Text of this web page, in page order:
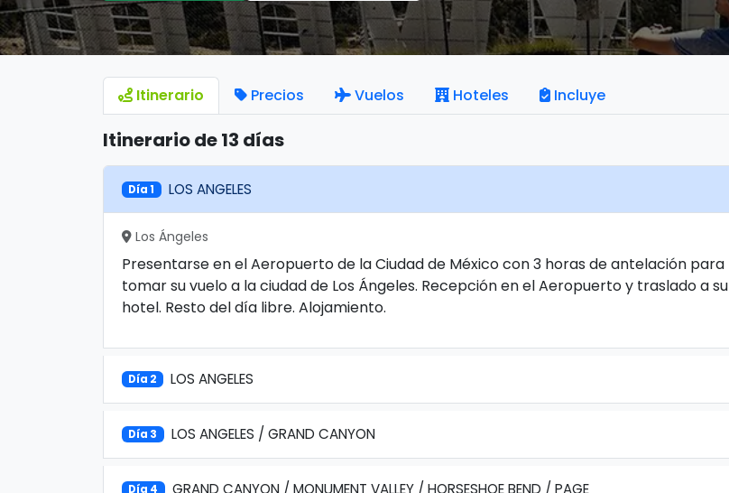
Itinerario Precios Vuelos Hoteles Incluye
Itinerario de 13 días
Día 1 LOS ANGELES
Los Ángeles
Presentarse en el Aeropuerto de la Ciudad de México con 3 horas de antelación para
tomar su vuelo a la ciudad de Los Ángeles. Recepción en el Aeropuerto y traslado a su
hotel. Resto del día libre. Alojamiento.
Día 2 LOS ANGELES
Día 3 LOS ANGELES / GRAND CANYON
Día 4 GRAND CANYON / MONUMENT VALLEY / HORSESHOE BEND / PAGE